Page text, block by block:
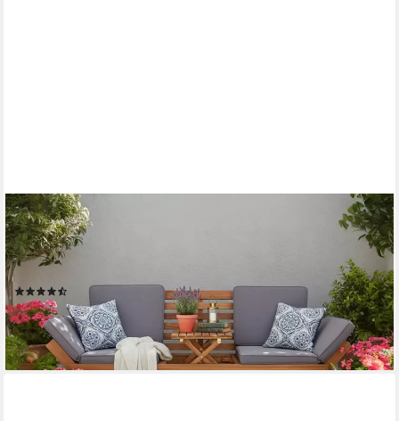
WOHNANDO
Sitzbank Gartenbank "Monte" 202x 67x87cm (BxTxH), massives
Akazienholz, FSC (1-St), braun, graue Sitzauflage, ausklappbarer
Tisch, umklappbare Seitenteile
349,00 € UVP499,90 €
-30%
lieferbar - in 2-3 Werktagen bei dir